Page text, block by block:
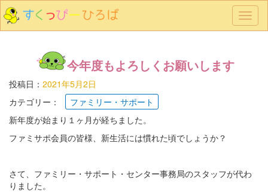
メ
ニ
今年度もよろしくお願いします
投稿日： 2021年5月2日
カテゴリー：
ファミリー・サポート
新年度が始まり１ヶ月が経ちました。
ファミサポ会員の皆様、新生活には慣れた頃でしょうか？
さて、ファミリー・サポート・センター事務局のスタッフが代わ
りました。